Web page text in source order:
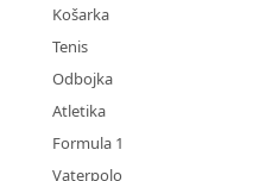
Košarka
Tenis
Odbojka
Atletika
Formula 1
Vaterpolo